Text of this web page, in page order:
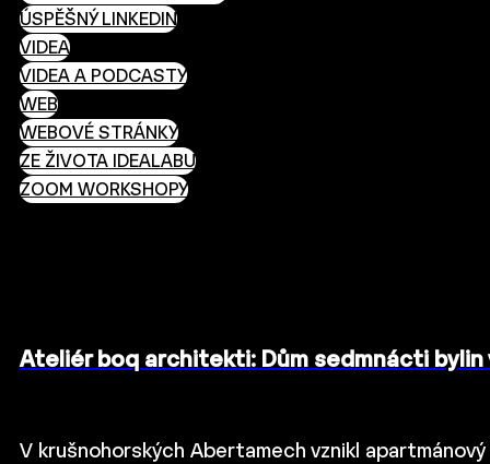
ÚSPĚŠNÝ LINKEDIN
VIDEA
VIDEA A PODCASTY
WEB
WEBOVÉ STRÁNKY
ZE ŽIVOTA IDEALABU
ZOOM WORKSHOPY
Ateliér boq architekti: Dům sedmnácti bylin
V krušnohorských Abertamech vznikl